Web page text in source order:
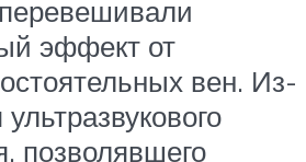
эффект от
вен. Из-
позволявшего